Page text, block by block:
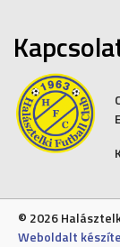
© 2026
Weboldalt